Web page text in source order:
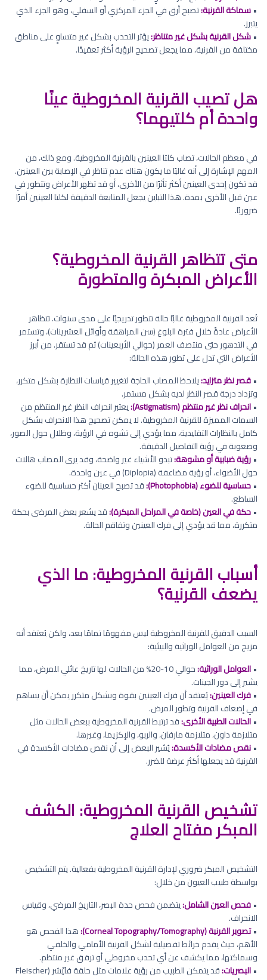
•سماكة القرنية:تصبح أرق في الجزء المركزي أو السفلي، وهو الجزء الذي
يتبرز.
•شكل القرنية بشكل غير متناظر:يؤثر التحدب بشكل غير متساوٍ على مناطق
مختلفة من القرنية، مما يجعل تصحيح الرؤية أكثر تعقيدًا.
هل تصيب القرنية المخروطية عينًا
واحدة أم كلتيهما؟
في معظم الحالات، تصاب كلتا العينين بالقرنية المخروطية. ومع ذلك، من
المهم الإشارة إلى أنه غالبًا ما يكون هناك عدم تناظر في الإصابة بين العينين.
قد تكون إحدى العينين أكثر تأثرًا من الأخرى، أو قد تظهر الأعراض وتتطور في
عين قبل الأخرى بمدة. هذا التباين يجعل المتابعة الدقيقة لكلتا العينين أمرًا
ضروريًا.
متى تتظاهر القرنية المخروطية؟
الأعراض المبكرة والمتطورة
تُعد القرنية المخروطية غالبًا حالة تتطور تدريجيًا على مدى سنوات. تتظاهر
الأعراض عادةً خلال فترة البلوغ (سن المراهقة وأوائل العشرينات)، وتستمر
في التدهور حتى منتصف العمر (حوالي الأربعينات) ثم قد تستقر. من أبرز
الأعراض التي تدل على تطور هذه الحالة:
•قصر نظر متزايد:يلاحظ المصاب الحاجة لتغيير قياسات النظارة بشكل متكرر،
وتزداد درجة قصر النظر لديه بشكل مستمر.
•انحراف نظر غير منتظم (Astigmatism):
يعتبر انحراف النظر غير المنتظم من
السمات المميزة للقرنية المخروطية. لا يمكن تصحيح هذا الانحراف بشكل
كامل بالنظارات التقليدية، مما يؤدي إلى تشوه في الرؤية، وظلال حول الصور،
وصعوبة في رؤية التفاصيل الدقيقة.
•رؤية ضبابية أو مشوهة:تبدو الأشياء غير واضحة، وقد يرى المصاب هالات
حول الأضواء، أو رؤية مضاعفة (Diplopia) في عين واحدة.
•حساسية للضوء (Photophobia):
قد تصبح العينان أكثر حساسية للضوء
الساطع.
•حكة في العين (خاصة في المراحل المبكرة):قد يشعر بعض المرضى بحكة
متكررة، مما قد يؤدي إلى فرك العينين وتفاقم الحالة.
أسباب القرنية المخروطية: ما الذي
يضعف القرنية؟
السبب الدقيق للقرنية المخروطية ليس مفهومًا تمامًا بعد، ولكن يُعتقد أنه
مزيج من العوامل الوراثية والبيئية:
•العوامل الوراثية:
حوالي 10-20% من الحالات لها تاريخ عائلي للمرض، مما
يشير إلى دور الجينات.
•فرك العينين:يُعتقد أن فرك العينين بقوة وبشكل متكرر يمكن أن يساهم
في إضعاف القرنية وتطور المرض.
•الحالات الطبية الأخرى:قد ترتبط القرنية المخروطية ببعض الحالات مثل
متلازمة داون، متلازمة مارفان، والربو، والإكزيما، وغيرها.
•نقص مضادات الأكسدة:يُشير البعض إلى أن نقص مضادات الأكسدة في
القرنية قد يجعلها أكثر عرضة للضرر.
تشخيص القرنية المخروطية: الكشف
المبكر مفتاح العلاج
التشخيص المبكر ضروري لإدارة القرنية المخروطية بفعالية. يتم التشخيص
بواسطة طبيب العيون من خلال:
•فحص العين الشامل:يتضمن فحص حدة البصر، التاريخ المرضي، وقياس
الانحراف.
•تصوير القرنية (Corneal Topography/Tomography):
هذا الفحص هو
الأهم، حيث يقدم خرائط تفصيلية لشكل القرنية الأمامي والخلفي
وسماكتها، مما يكشف عن أي تحدب مخروطي أو ترقق غير منتظم.
•البصريات:
قد يتمكن الطبيب من رؤية علامات مثل حلقة فلَيْشر (Fleischer